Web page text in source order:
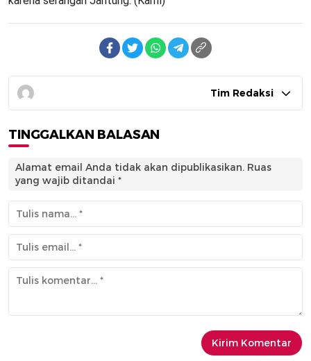
Tim Redaksi
TINGGALKAN BALASAN
Alamat email Anda tidak akan dipublikasikan. Ruas
yang wajib ditandai *